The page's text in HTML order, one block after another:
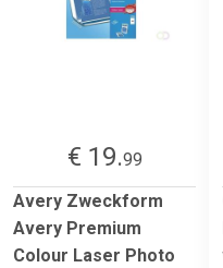
€ 19.99
Avery Zweckform
Avery Premium
Colour Laser Photo